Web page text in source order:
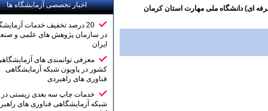
اخبار تخصصی آزمایشگاه ها
20 درصد تخفیف خدمات آزمایشگاهی
در سازمان پژوهش های علمی و صنعتی
معرفی توانمندی های آزمایشگاهی
کشور در پاویون شبکه آزمایشگاهی
فناوری های راهبردی
خدمات چاپ سه بعدی زیستی در
شبکه آزمایشگاهی فناوری های راهبردی
ملی مهارت استان کرمان